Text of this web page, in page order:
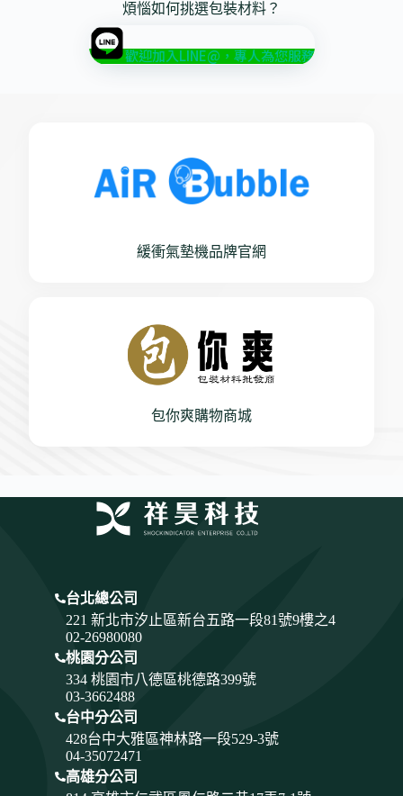
煩惱如何挑選包裝材料？
歡迎加入LINE@，專人為您服務
緩衝氣墊機品牌官網
包你爽購物商城
台北總公司
221 新北市汐止區新台五路一段81號9樓之4
02-26980080
桃園分公司
334 桃園市八德區桃德路399號
03-3662488
台中分公司
428台中大雅區神林路一段529-3號
04-35072471
高雄分公司